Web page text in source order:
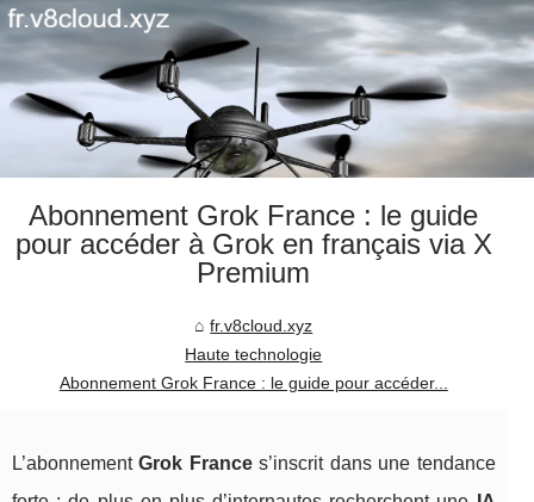
Abonnement Grok France : le guide
pour accéder à Grok en français via X
Premium
fr.v8cloud.xyz
Haute technologie
Abonnement Grok France : le guide pour accéder...
L’abonnementGrok Frances’inscrit dans une tendance